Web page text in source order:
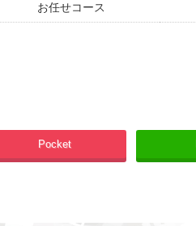
お任せコース
Pocket